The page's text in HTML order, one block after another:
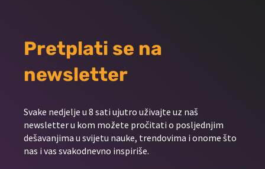
Pretplati se na
newsletter
Svake nedjelje u 8 sati ujutro uživajte uz naš
newsletter u kom možete pročitati o posljednjim
dešavanjima u svijetu nauke, trendovima i onome što
nas i vas svakodnevno inspiriše.